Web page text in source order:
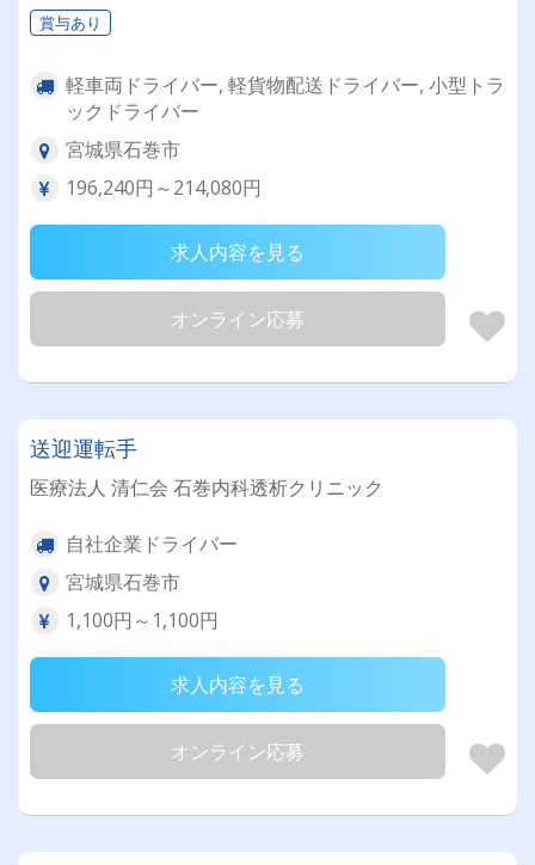
賞与あり
軽車両ドライバー, 軽貨物配送ドライバー, 小型トラ
ックドライバー
宮城県石巻市
196,240円～214,080円
求人内容を見る
オンライン応募
送迎運転手
医療法人 清仁会 石巻内科透析クリニック
自社企業ドライバー
宮城県石巻市
1,100円～1,100円
求人内容を見る
オンライン応募